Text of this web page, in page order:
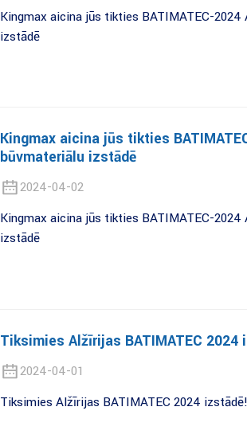
Kingmax aicina jūs tikties BATIMATEC-
izstādē
Kingmax aicina jūs tikties
būvmateriālu izstādē
2024-04-02
Kingmax aicina jūs tikties BATIMATEC-
izstādē
Tiksimies Alžīrijas BATIMATEC 2024
2024-04-01
Tiksimies Alžīrijas BATIMATEC 2024 izstādē!